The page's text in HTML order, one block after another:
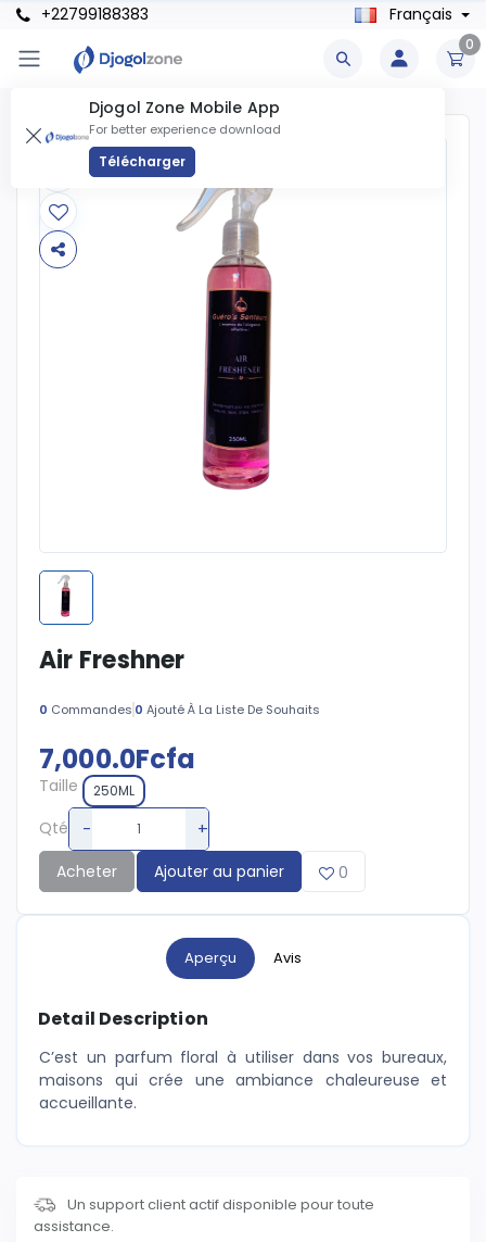
+22799188383 Français
0
Djogol Zone Mobile App
For better experience download
Télécharger
Air Freshner
0 Commandes 0 Ajouté À La Liste De Souhaits
7,000.0Fcfa
Taille 250ML
Qté - +
Acheter Ajouter au panier 0
Aperçu Avis
Detail Description
C’est un parfum floral à utiliser dans vos bureaux,
maisons qui crée une ambiance chaleureuse et
accueillante.
Un support client actif disponible pour toute
assistance.